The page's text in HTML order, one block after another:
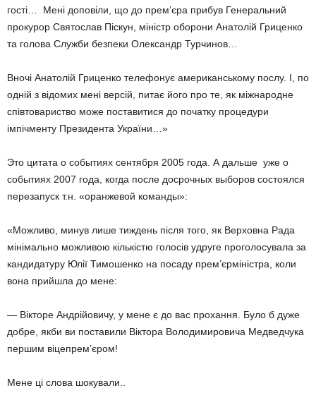
гості… Мені доповіли, що до прем’єра прибув Генеральний
прокурор Святослав Піскун, міністр оборони Анатолій Гриценко
та голова Служби безпеки Олександр Турчинов…
Вночі Анатолій Гриценко телефонує американському послу. І, по
одній з відомих мені версій, питає його про те, як міжнародне
співтовариство може поставитися до початку процедури
імпічменту Президента України…»
Это цитата о событиях сентября 2005 года. А дальше ­ уже о
событиях 2007 года, когда после досрочных выборов состоялся
перезапуск т.н. «оранжевой команды»:
«Можливо, минув лише тиждень після того, як Верховна Рада
мінімально можливою кількістю голосів удруге проголосувала за
кандидатуру Юлії Тимошенко на посаду прем’єр­міністра, коли
вона прийшла до мене:
— Вікторе Андрійовичу, у мене є до вас прохання. Було б дуже
добре, якби ви поставили Віктора Володимировича Медведчука
першим віце­прем’єром!
Мене ці слова шокували..